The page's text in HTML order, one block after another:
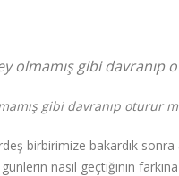
olmamış gibi davranıp
gibi davranıp oturur
birbirimize bakardık
günlerin nasıl geçtiğinin